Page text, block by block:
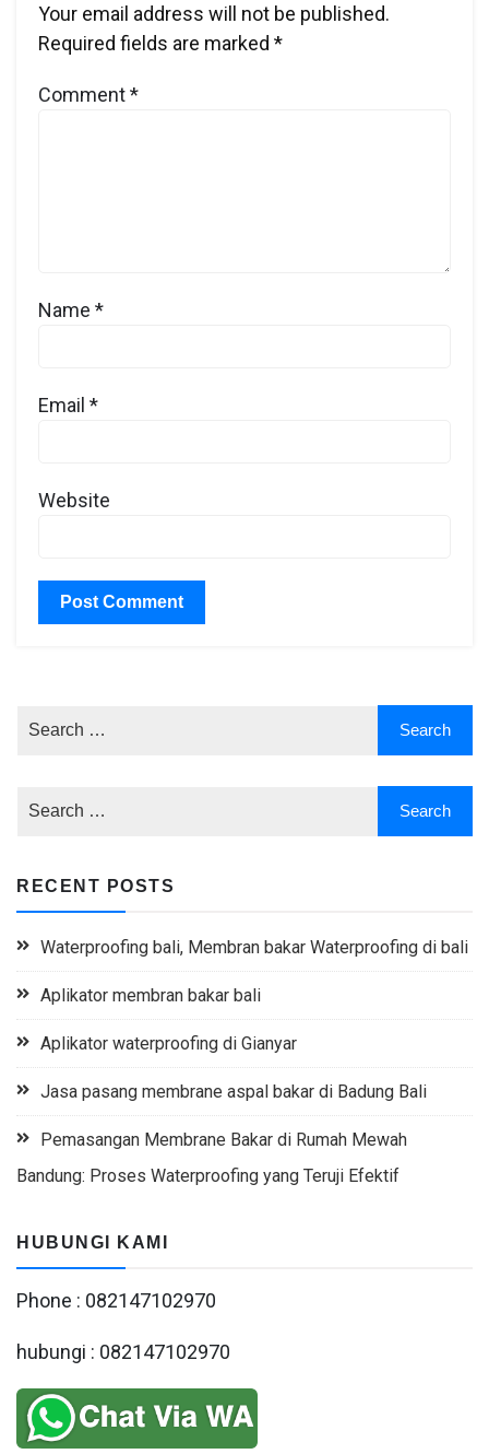
Your email address will not be published.
Required fields are marked *
Comment*
Name *
Email *
Website
RECENT POSTS
Waterproofing bali, Membran bakar Waterproofing di bali
Aplikator membran bakar bali
Aplikator waterproofing di Gianyar
Jasa pasang membrane aspal bakar di Badung Bali
Pemasangan Membrane Bakar di Rumah Mewah
Bandung: Proses Waterproofing yang Teruji Efektif
HUBUNGI KAMI
Phone : 082147102970
hubungi : 082147102970